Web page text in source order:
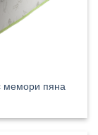
мемори пяна